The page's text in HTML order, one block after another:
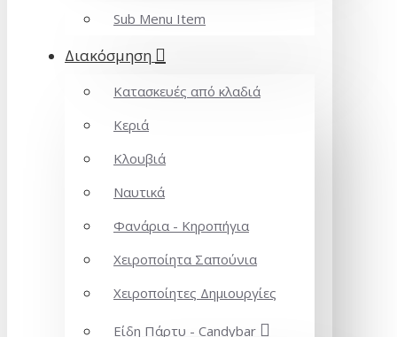
Sub Menu Item
Διακόσμηση
Κατασκευές από κλαδιά
Κεριά
Κλουβιά
Ναυτικά
Φανάρια - Κηροπήγια
Χειροποίητα Σαπούνια
Χειροποίητες Δημιουργίες
Είδη Πάρτυ - Candybar